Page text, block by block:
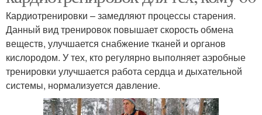
Кардиотренировки – замедляют процессы старения.
Данный вид тренировок повышает скорость обмена
веществ, улучшается снабжение тканей и органов
кислородом. У тех, кто регулярно выполняет аэробные
тренировки улучшается работа сердца и дыхательной
системы, нормализуется давление.